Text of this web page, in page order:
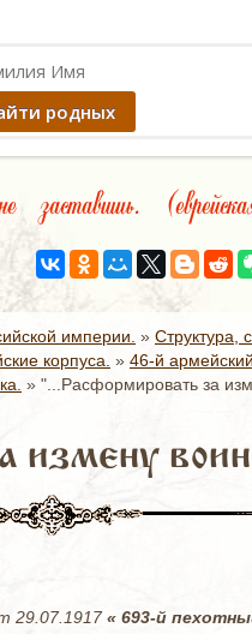
родных
империи. » Структура,
корпуса. » 46-й
» "...Расформировать за
измену
29.07.1917 « 693-й